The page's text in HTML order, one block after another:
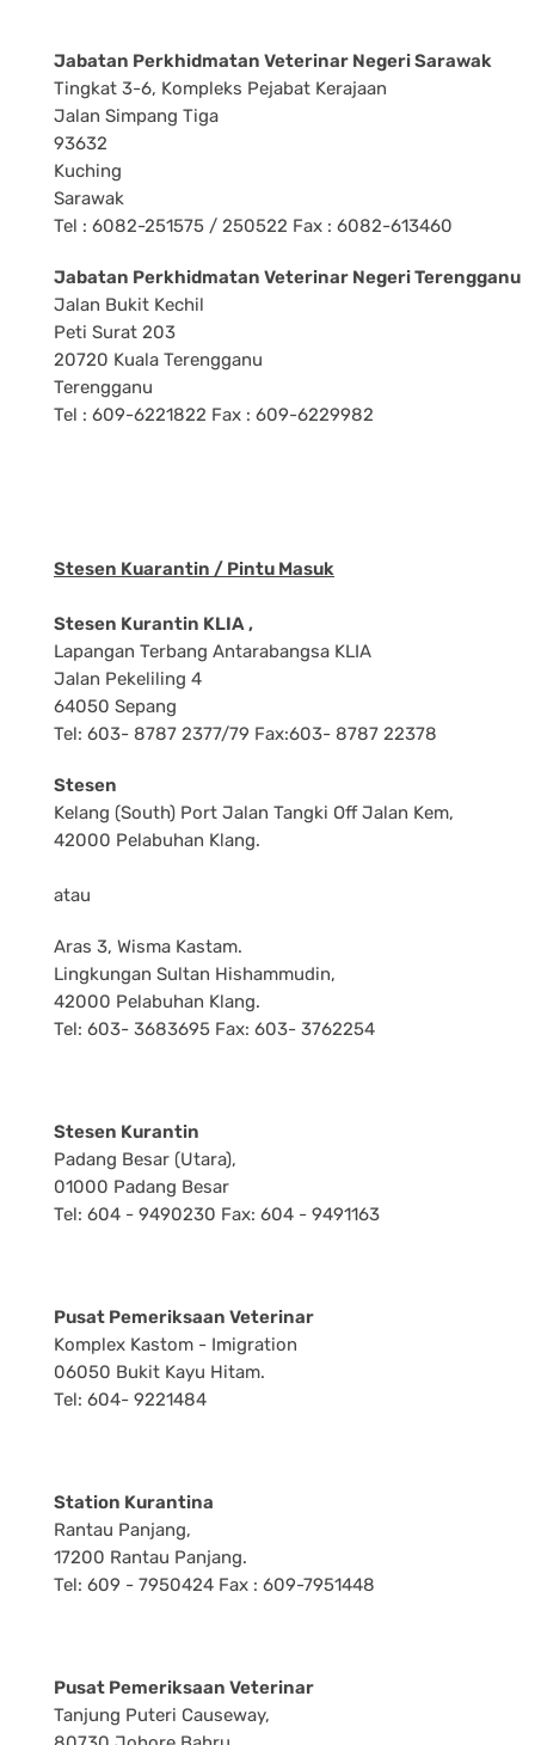
Jabatan Perkhidmatan Veterinar Negeri Sarawak
Tingkat 3-6, Kompleks Pejabat Kerajaan
Jalan Simpang Tiga
93632
Kuching
Sarawak
Tel : 6082-251575 / 250522 Fax : 6082-613460
Jabatan Perkhidmatan Veterinar Negeri Terengganu
Jalan Bukit Kechil
Peti Surat 203
20720 Kuala Terengganu
Terengganu
Tel : 609-6221822 Fax : 609-6229982
Stesen Kuarantin / Pintu Masuk
Stesen Kurantin KLIA ,
Lapangan Terbang Antarabangsa KLIA
Jalan Pekeliling 4
64050 Sepang
Tel: 603- 8787 2377/79 Fax:603- 8787 22378
Stesen
Kelang (South) Port Jalan Tangki Off Jalan Kem,
42000 Pelabuhan Klang.
atau
Aras 3, Wisma Kastam.
Lingkungan Sultan Hishammudin,
42000 Pelabuhan Klang.
Tel: 603- 3683695 Fax: 603- 3762254
Stesen Kurantin
Padang Besar (Utara),
01000 Padang Besar
Tel: 604 - 9490230 Fax: 604 - 9491163
Pusat Pemeriksaan Veterinar
Komplex Kastom - Imigration
06050 Bukit Kayu Hitam.
Tel: 604- 9221484
Station Kurantina
Rantau Panjang,
17200 Rantau Panjang.
Tel: 609 - 7950424 Fax : 609-7951448
Pusat Pemeriksaan Veterinar
Tanjung Puteri Causeway,